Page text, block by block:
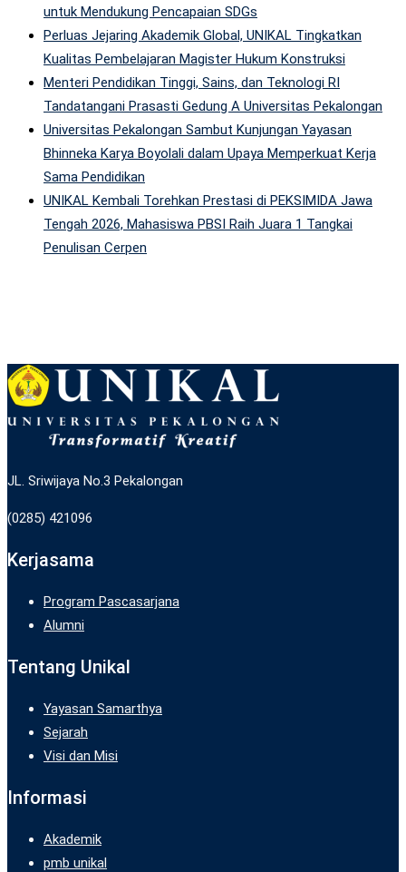
untuk Mendukung Pencapaian SDGs
Perluas Jejaring Akademik Global, UNIKAL Tingkatkan
Kualitas Pembelajaran Magister Hukum Konstruksi
Menteri Pendidikan Tinggi, Sains, dan Teknologi RI
Tandatangani Prasasti Gedung A Universitas Pekalongan
Universitas Pekalongan Sambut Kunjungan Yayasan
Bhinneka Karya Boyolali dalam Upaya Memperkuat Kerja
Sama Pendidikan
UNIKAL Kembali Torehkan Prestasi di PEKSIMIDA Jawa
Tengah 2026, Mahasiswa PBSI Raih Juara 1 Tangkai
Penulisan Cerpen
JL. Sriwijaya No.3 Pekalongan
(0285) 421096
Kerjasama
Program Pascasarjana
Alumni
Tentang Unikal
Yayasan Samarthya
Sejarah
Visi dan Misi
Informasi
Akademik
pmb unikal